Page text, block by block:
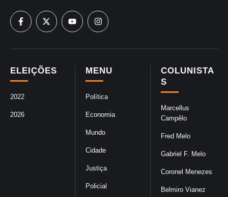
COLUNISTA
S
Marcellus
Campêlo
Fred Melo
Gabriel F. Melo
Coronel Menezes
Belmiro Vianez
MENU
Política
Economia
Mundo
Cidade
Justiça
Policial
ELEIÇÕES
2022
2026